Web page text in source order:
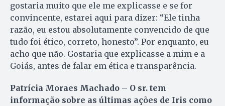
gostaria muito que ele me explicasse e se for
convincente, estarei aqui para dizer: “Ele tinha
razão, eu estou absolutamente convencido de que
tudo foi ético, correto, honesto”. Por en­quan­to, eu
acho que não. Gostaria que explicasse a mim e a
Goiás, an­tes de falar em ética e transparência.
Patrícia Moraes Machado – O sr. tem
informação sobre as últimas ações de Iris como